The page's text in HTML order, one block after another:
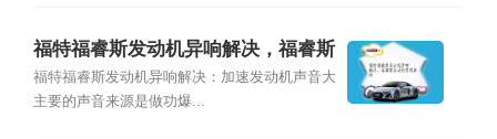
福特福睿斯发动机异响解决，福睿斯
发动机嗒嗒异响
福特福睿斯发动机异响解决：加速发动机声音大
主要的声音来源是做功爆...